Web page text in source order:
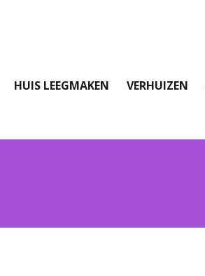
HUIS LEEGMAKEN VERHUIZEN